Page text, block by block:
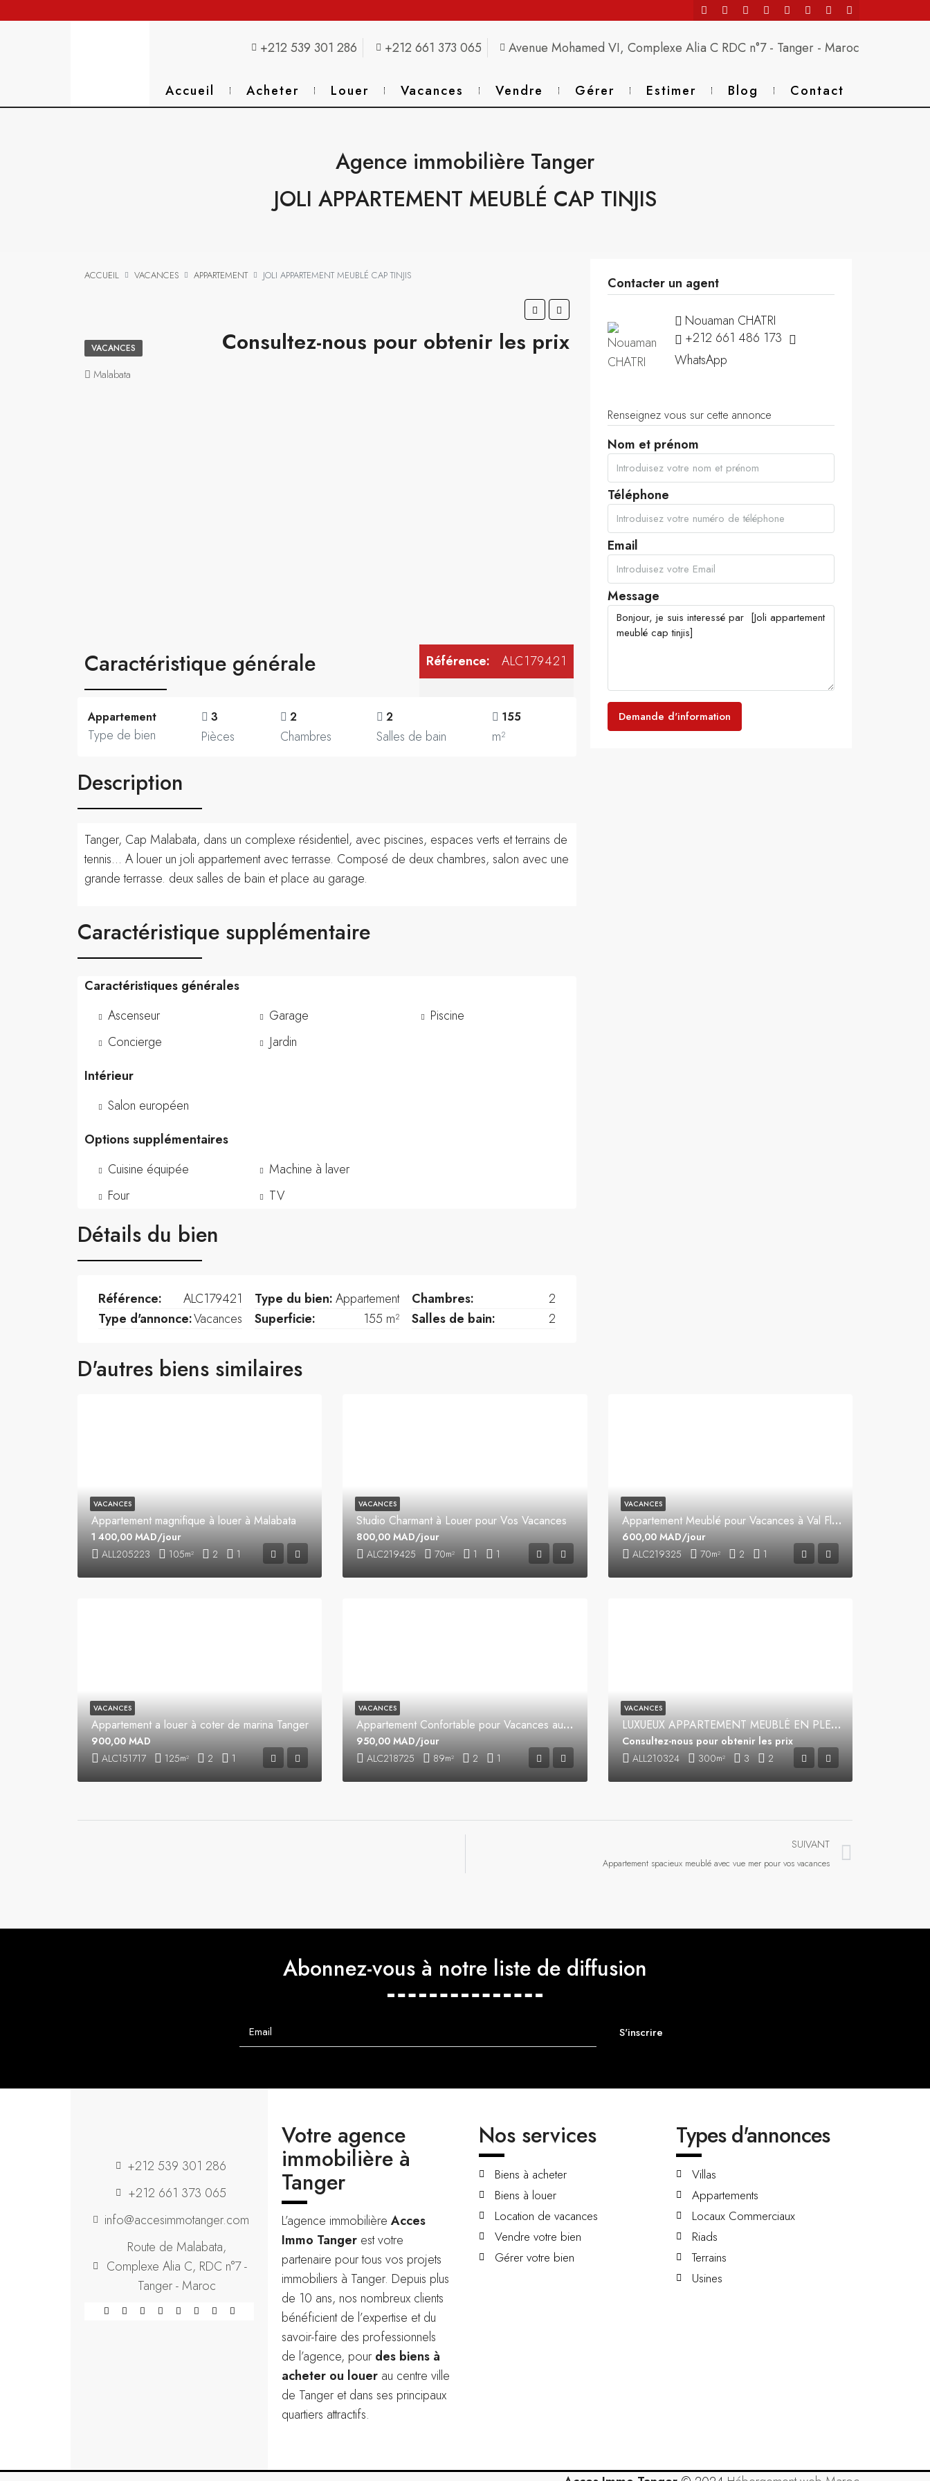
+212 539 301 286 +212 661 373 065 Avenue Mohamed VI, Complexe Alia C RDC n°7 - Tanger - Maroc
Accueil Acheter Louer Vacances Vendre Gérer Estimer Blog Contact
Agence immobilière Tanger
JOLI APPARTEMENT MEUBLÉ CAP TINJIS
ACCUEIL VACANCES APPARTEMENT JOLI APPARTEMENT MEUBLÉ CAP TINJIS
Consultez-nous pour obtenir les prix
VACANCES
Malabata
Caractéristique générale Référence: ALC179421
Appartement
Type de bien
3
Pièces
2
Chambres
2
Salles de bain
155
m²
Description
Tanger, Cap Malabata, dans un complexe résidentiel, avec piscines, espaces verts et terrains de
tennis… A louer un joli appartement avec terrasse. Composé de deux chambres, salon avec une
grande terrasse. deux salles de bain et place au garage.
Caractéristique supplémentaire
Caractéristiques générales
Ascenseur
Concierge
Garage
Jardin
Piscine
Intérieur
Salon européen
Options supplémentaires
Cuisine équipée
Four
Machine à laver
TV
Détails du bien
Référence:
ALC179421
Type d'annonce:Vacances
Type du bien:Appartement
Superficie:
155 m²
Chambres:
2
Salles de bain:
2
Contacter un agent
Nouaman CHATRI
+212 661 486 173
WhatsApp
Renseignez vous sur cette annonce
Nom et prénom
Téléphone
Email
Message
Demande d'information
D'autres biens similaires
Appartement magnifique à louer à Malabata
ALL205223 105m² 2 1
1 400,00 MAD/jour
VACANCES
Studio Charmant à Louer pour Vos Vacances
ALC219425 70m² 1 1
800,00 MAD/jour
VACANCES
Appartement Meublé pour Vacances à Val Fleuri
ALC219325 70m² 2 1
600,00 MAD/jour
VACANCES
Appartement a louer à coter de marina Tanger
ALC151717 125m² 2 1
900,00 MAD
VACANCES
Appartement Confortable pour Vacances au Centre-Ville
ALC218725 89m² 2 1
950,00 MAD/jour
VACANCES
LUXUEUX APPARTEMENT MEUBLÉ EN PLEIN CENTRE VILLE
ALL210324 300m² 3 2
Consultez-nous pour obtenir les prix
VACANCES
SUIVANT
Appartement spacieux meublé avec vue mer pour vos vacances
Abonnez-vous à notre liste de diffusion
S'inscrire
+212 539 301 286
+212 661 373 065
info@accesimmotanger.com
Route de Malabata,
Complexe Alia C, RDC n°7 -
Tanger - Maroc
Votre agence
immobilière à
Tanger
L’agence immobilière Acces
Immo Tanger est votre
partenaire pour tous vos projets
immobiliers à Tanger. Depuis plus
de 10 ans, nos nombreux clients
bénéficient de l’expertise et du
savoir-faire des professionnels
de l’agence, pour des biens à
acheter ou louer au centre ville
de Tanger et dans ses principaux
quartiers attractifs.
Nos services
Biens à acheter
Biens à louer
Location de vacances
Vendre votre bien
Gérer votre bien
Types d'annonces
Villas
Appartements
Locaux Commerciaux
Riads
Terrains
Usines